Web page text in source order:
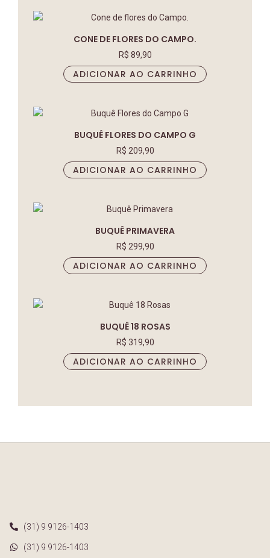
CONE DE FLORES DO CAMPO.
R$ 89,90
ADICIONAR AO CARRINHO
BUQUÊ FLORES DO CAMPO G
R$ 209,90
ADICIONAR AO CARRINHO
BUQUÊ PRIMAVERA
R$ 299,90
ADICIONAR AO CARRINHO
BUQUÊ 18 ROSAS
R$ 319,90
ADICIONAR AO CARRINHO
(31) 9 9126-1403
(31) 9 9126-1403